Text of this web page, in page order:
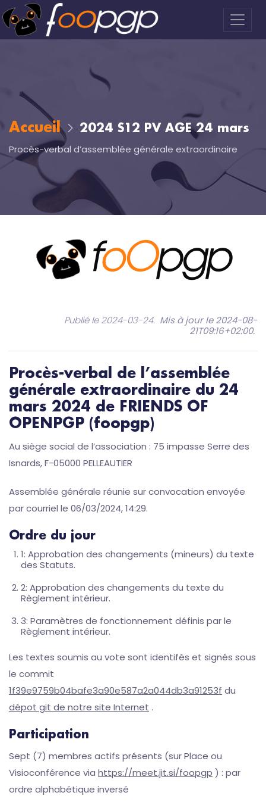
Accueil 2024 S12 PV AGE 24 mars
Procès-verbal d’assemblée générale extraordinaire
Publié le 2024-03-24. Mis à jour le 2024-08-
21T09:16+02:00.
Procès-verbal de l’assemblée
générale extraordinaire du 24
mars 2024 de FRIENDS OF
OPENPGP (foopgp)
Au siège social de l’association : 75 impasse Serre des
Isnards, F-05000 PELLEAUTIER
Assemblée générale réunie sur convocation envoyée
par courriel le 06/03/2024, 14:29.
Ordre du jour
1: Approbation des changements (mineurs) du texte
des Statuts.
2: Approbation des changements du texte du
Règlement intérieur.
3: Paramètres de fonctionnement définis par le
Règlement intérieur.
Les textes soumis au vote sont identifés et signés sous
le commit
1f39e9759b04bafe3a90e587a2a044db3a91253f du
dépot git de notre site Internet .
Participation
Sept (7) membres actifs présents (sur Place ou
Visioconférence via https://meet.jit.si/foopgp ) : par
ordre alphabétique inversé